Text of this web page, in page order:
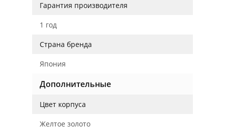
Гарантия производителя
1 год
Страна бренда
Япония
Дополнительные
Цвет корпуса
Желтое золото